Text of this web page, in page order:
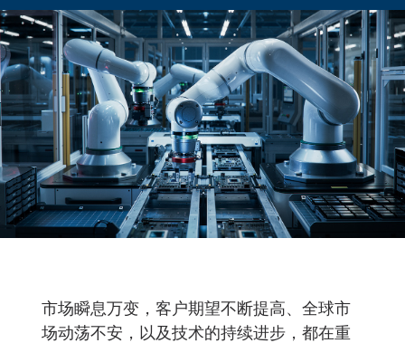
资源库
金属
光学
塑料
捷普模塑学院
市场瞬息万变，客户期望不断提高、全球市
场动荡不安，以及技术的持续进步，都在重